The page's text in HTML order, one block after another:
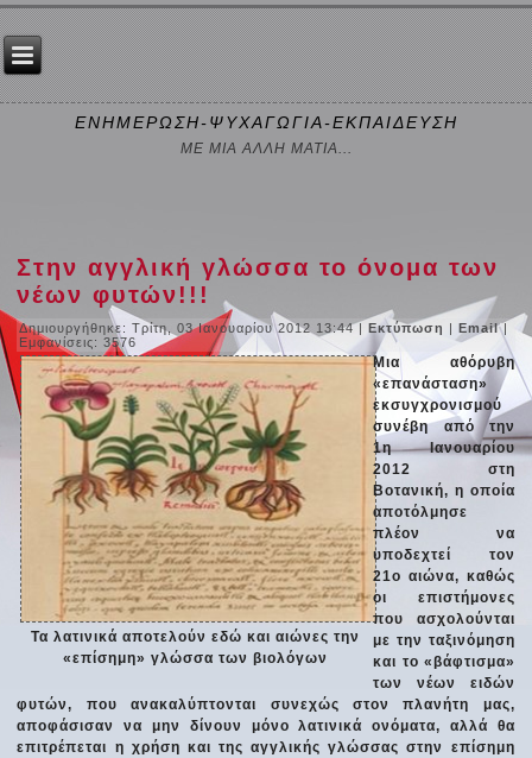
ΕΝΗΜΕΡΩΣΗ-ΨΥΧΑΓΩΓΙΑ-ΕΚΠΑΙΔΕΥΣΗ
ΜΕ ΜΙΑ ΑΛΛΗ ΜΑΤΙΑ...
Στην αγγλική γλώσσα το όνομα των
νέων φυτών!!!
Δημιουργήθηκε: Τρίτη, 03 Ιανουαρίου 2012 13:44|Εκτύπωση |Email|
Εμφανίσεις: 3576
Τα λατινικά αποτελούν εδώ και αιώνες την
«επίσημη» γλώσσα των βιολόγων
Μια αθόρυβη
«επανάσταση»
εκσυγχρονισμού
συνέβη από την
1η Ιανουαρίου
2012 στη
Βοτανική, η οποία
αποτόλμησε
πλέον να
υποδεχτεί τον
21ο αιώνα, καθώς
οι επιστήμονες
που ασχολούνται
με την ταξινόμηση
και το «βάφτισμα»
των νέων ειδών
φυτών, που ανακαλύπτονται συνεχώς στον πλανήτη μας,
αποφάσισαν να μην δίνουν μόνο λατινικά ονόματα, αλλά θα
επιτρέπεται η χρήση και της αγγλικής γλώσσας στην επίσημη